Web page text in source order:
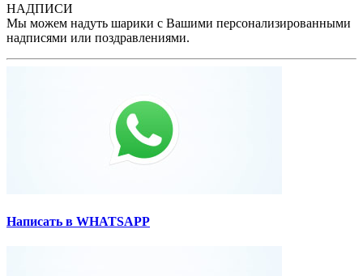
НАДПИСИ
Мы можем надуть шарики с Вашими персонализированными
надписями или поздравлениями.
Написать в WHATSAPP